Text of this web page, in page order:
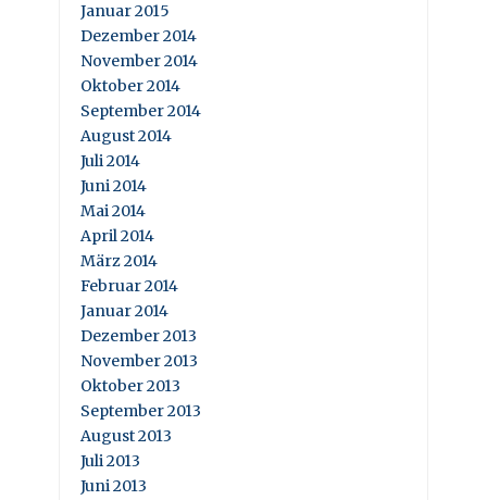
Januar 2015
Dezember 2014
November 2014
Oktober 2014
September 2014
August 2014
Juli 2014
Juni 2014
Mai 2014
April 2014
März 2014
Februar 2014
Januar 2014
Dezember 2013
November 2013
Oktober 2013
September 2013
August 2013
Juli 2013
Juni 2013